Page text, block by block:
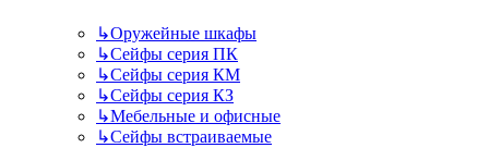
↳Оружейные шкафы
↳Сейфы серия ПК
↳Сейфы серия КМ
↳Сейфы серия КЗ
↳Мебельные и офисные
↳Сейфы встраиваемые